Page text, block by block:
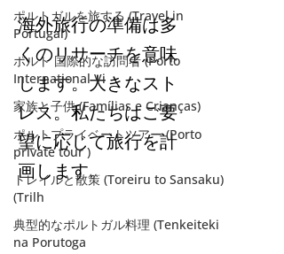
ポルトガルを旅する (Travel in
Portugal)
ポルト 国際的な訪問者 (Porto
International Vi
家族と子供 (Famílias e Crianças)
ポルトプライベートツアー (Porto
private tour )
トレイルと散策 (Toreiru to Sansaku)
(Trilh
典型的なポルトガル料理 (Tenkeiteki
na Porutoga
海外旅行の準備は多
くのリサーチを意味
します。大きなスト
レス。私たちはご要
望に応じて旅行を計
画します。